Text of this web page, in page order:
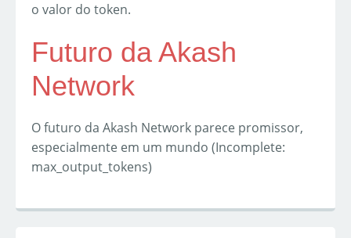
o valor do token.
Futuro da Akash
Network
O futuro da Akash Network parece promissor,
especialmente em um mundo (Incomplete:
max_output_tokens)